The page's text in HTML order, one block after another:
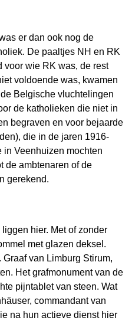
er dan ook nog de
De paaltjes NH en RK
voor wie RK was, de rest
voldoende was, kwamen
Belgische vluchtelingen
de katholieken die niet in
begraven en voor bejaarde
die in de jaren 1916-
Veenhuizen mochten
de ambtenaren of de
gerekend.
hier. Met of zonder
met glazen deksel.
van Limburg Stirum,
Het grafmonument van de
pijntablet van steen. Wat
commandant van
na hun actieve dienst hier